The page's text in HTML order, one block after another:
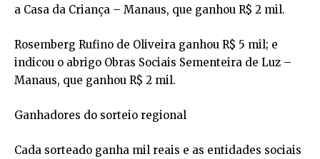
a Casa da Criança – Manaus, que ganhou R$ 2 mil.
Rosemberg Rufino de Oliveira ganhou R$ 5 mil; e
indicou o abrigo Obras Sociais Sementeira de Luz –
Manaus, que ganhou R$ 2 mil.
Ganhadores do sorteio regional
Cada sorteado ganha mil reais e as entidades sociais